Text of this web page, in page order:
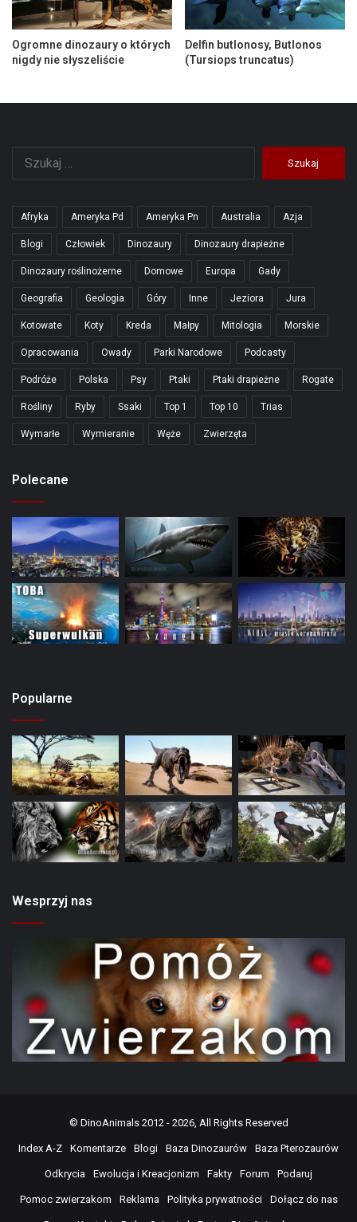
Ogromne dinozaury o których
nigdy nie słyszeliście
Delfin butlonosy, Butlonos
(Tursiops truncatus)
Afryka Ameryka Pd Ameryka Pn Australia Azja
Blogi Człowiek Dinozaury Dinozaury drapieżne
Dinozaury roślinożerne Domowe Europa Gady
Geografia Geologia Góry Inne Jeziora Jura
Kotowate Koty Kreda Małpy Mitologia Morskie
Opracowania Owady Parki Narodowe Podcasty
Podróże Polska Psy Ptaki Ptaki drapieżne Rogate
Rośliny Ryby Ssaki Top 1 Top 10 Trias
Wymarłe Wymieranie Węże Zwierzęta
Polecane
Popularne
Wesprzyj nas
© DinoAnimals2012 - 2026, All Rights Reserved
Index A-Z Komentarze Blogi Baza Dinozaurów Baza Pterozaurów
Odkrycia Ewolucja i Kreacjonizm Fakty Forum Podaruj
Pomoc zwierzakom Reklama Polityka prywatności Dołącz do nas